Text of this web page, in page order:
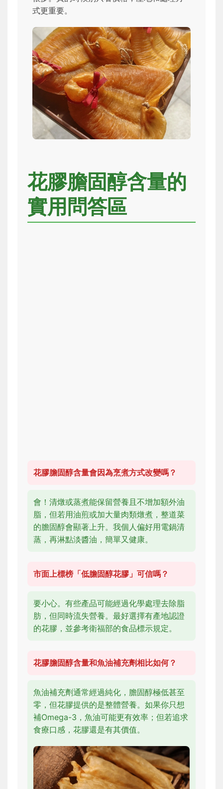
式更重要。
花膠膽固醇含量的
實用問答區
花膠膽固醇含量會因為烹煮方式改變嗎？
會！清燉或蒸煮能保留營養且不增加額外油
脂，但若用油煎或加大量肉類燉煮，整道菜
的膽固醇會顯著上升。我個人偏好用電鍋清
蒸，再淋點淡醬油，簡單又健康。
市面上標榜「低膽固醇花膠」可信嗎？
要小心。有些產品可能經過化學處理去除脂
肪，但同時流失營養。最好選擇有產地認證
的花膠，並參考衛福部的食品標示規定。
花膠膽固醇含量和魚油補充劑相比如何？
魚油補充劑通常經過純化，膽固醇極低甚至
零，但花膠提供的是整體營養。如果你只想
補Omega-3，魚油可能更有效率；但若追求
食療口感，花膠還是有其價值。